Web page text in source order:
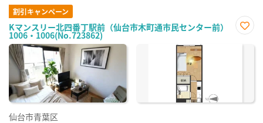
割引キャンペーン
Kマンスリー北四番丁駅前（仙台市木町通市民センター前）
1006・1006(No.723862)
に入
仙台市青葉区